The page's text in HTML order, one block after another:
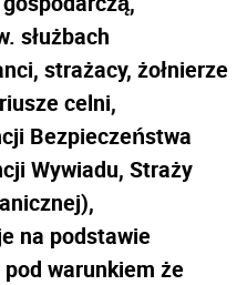
służbach
strażacy, żołnierze
celni,
Bezpieczeństwa
Wywiadu, Straży
na podstawie
warunkiem że